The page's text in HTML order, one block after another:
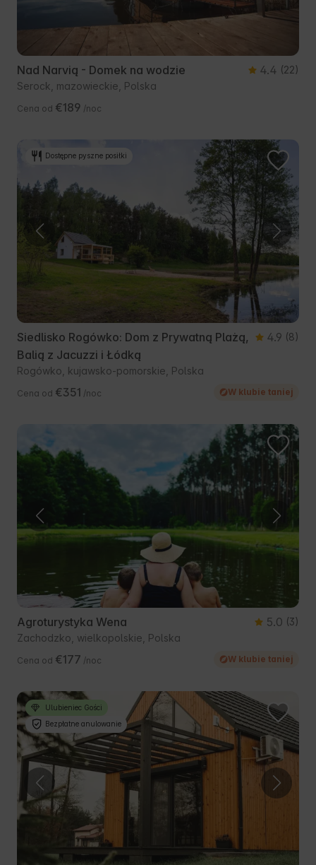
Nad Narvią - Domek na wodzie 4.4 (22)
Serock, mazowieckie, Polska
Cena od €189 /noc
Dostępne pyszne posiłki
Siedlisko Rogówko: Dom z Prywatną Plażą,
Balią z Jacuzzi i Łódką
4.9 (8)
Rogówko, kujawsko-pomorskie, Polska
Cena od €351 /noc W klubie taniej
Agroturystyka Wena 5.0 (3)
Zachodzko, wielkopolskie, Polska
Cena od €177 /noc W klubie taniej
Ulubieniec Gości
Bezpłatne anulowanie